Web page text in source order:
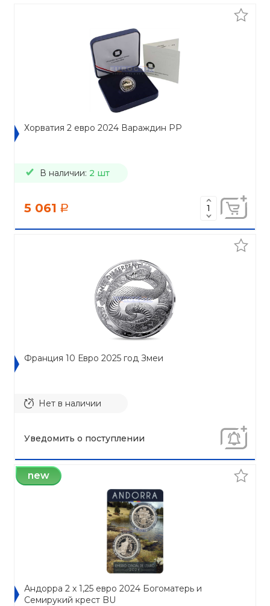
Хорватия 2 евро 2024 Вараждин PP
В наличии: 2 шт
5 061 a
Франция 10 Евро 2025 год Змеи
Нет в наличии
Уведомить о поступлении
new
Андорра 2 x 1,25 евро 2024 Богоматерь и
Семирукий крест BU